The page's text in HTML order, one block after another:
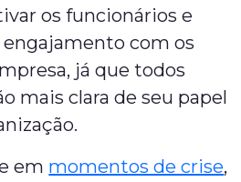
os funcionários e
com os
já que todos
mais clara de seu papel
em momentos de crise,